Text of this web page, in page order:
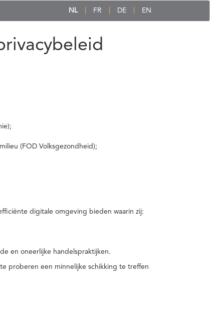
NL FR DE EN
(FOD Volksgezondheid);
digitale omgeving bieden waarin zij:
en oneerlijke handelspraktijken.
proberen een minnelijke schikking te treffen